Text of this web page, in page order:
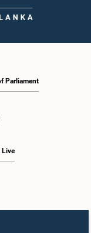
Parliament
Live